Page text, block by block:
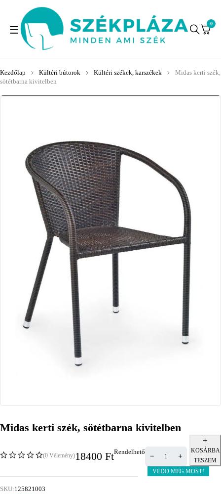
0
Kezdőlap Kültéri bútorok Kültéri székek, karszékek
Midas kerti szék,
sötétbarna kivitelben
Midas kerti szék, sötétbarna kivitelben
(0 Vélemény)18400 FtRendelhető
KOSÁRBA
TESZEM
VEDD MEG MOST!
SKU:125821003